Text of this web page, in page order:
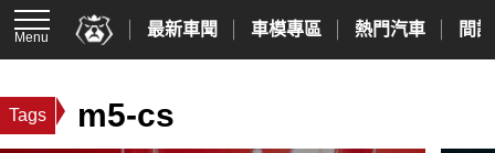
Menu 最新車聞 車模專區 熱門汽車 間
Tags m5-cs